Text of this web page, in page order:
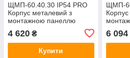
ЩМП-60.40.30 IP54 PRO
Корпус металевий з
монтажною панеллю
4 620 ₴
Купити
ЩМП-
6 094